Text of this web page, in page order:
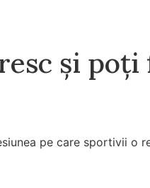
și poți
pe care sportivii o